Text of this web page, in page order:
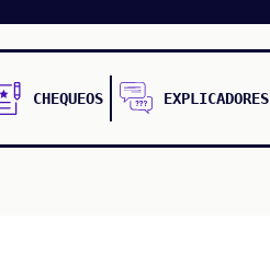
CHEQUEOS EXPLICADORES